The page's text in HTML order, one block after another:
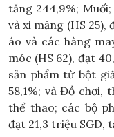
tăng 244,9%;
và xi măng (HS 25),
áo và các hàng
móc (HS 62), đạt
sản phẩm từ bột
58,1%; và Đồ
thể thao; các bộ
đạt 21,3 triệu SGD,